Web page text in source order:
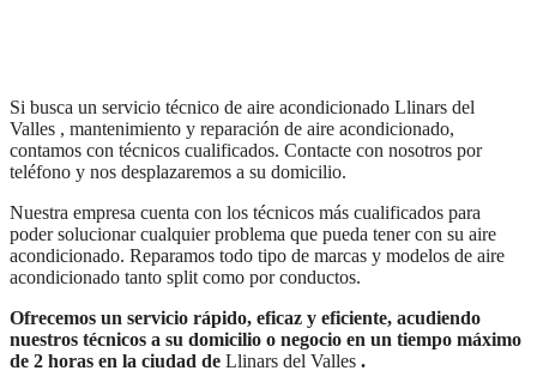
Si busca un servicio técnico de aire acondicionado Llinars del
Valles , mantenimiento y reparación de aire acondicionado,
contamos con técnicos cualificados. Contacte con nosotros por
teléfono y nos desplazaremos a su domicilio.
Nuestra empresa cuenta con los técnicos más cualificados para
poder solucionar cualquier problema que pueda tener con su aire
acondicionado. Reparamos todo tipo de marcas y modelos de aire
acondicionado tanto split como por conductos.
Ofrecemos un servicio rápido, eficaz y eficiente, acudiendo
nuestros técnicos a su domicilio o negocio en un tiempo máximo
de 2 horas en la ciudad de Llinars del Valles .